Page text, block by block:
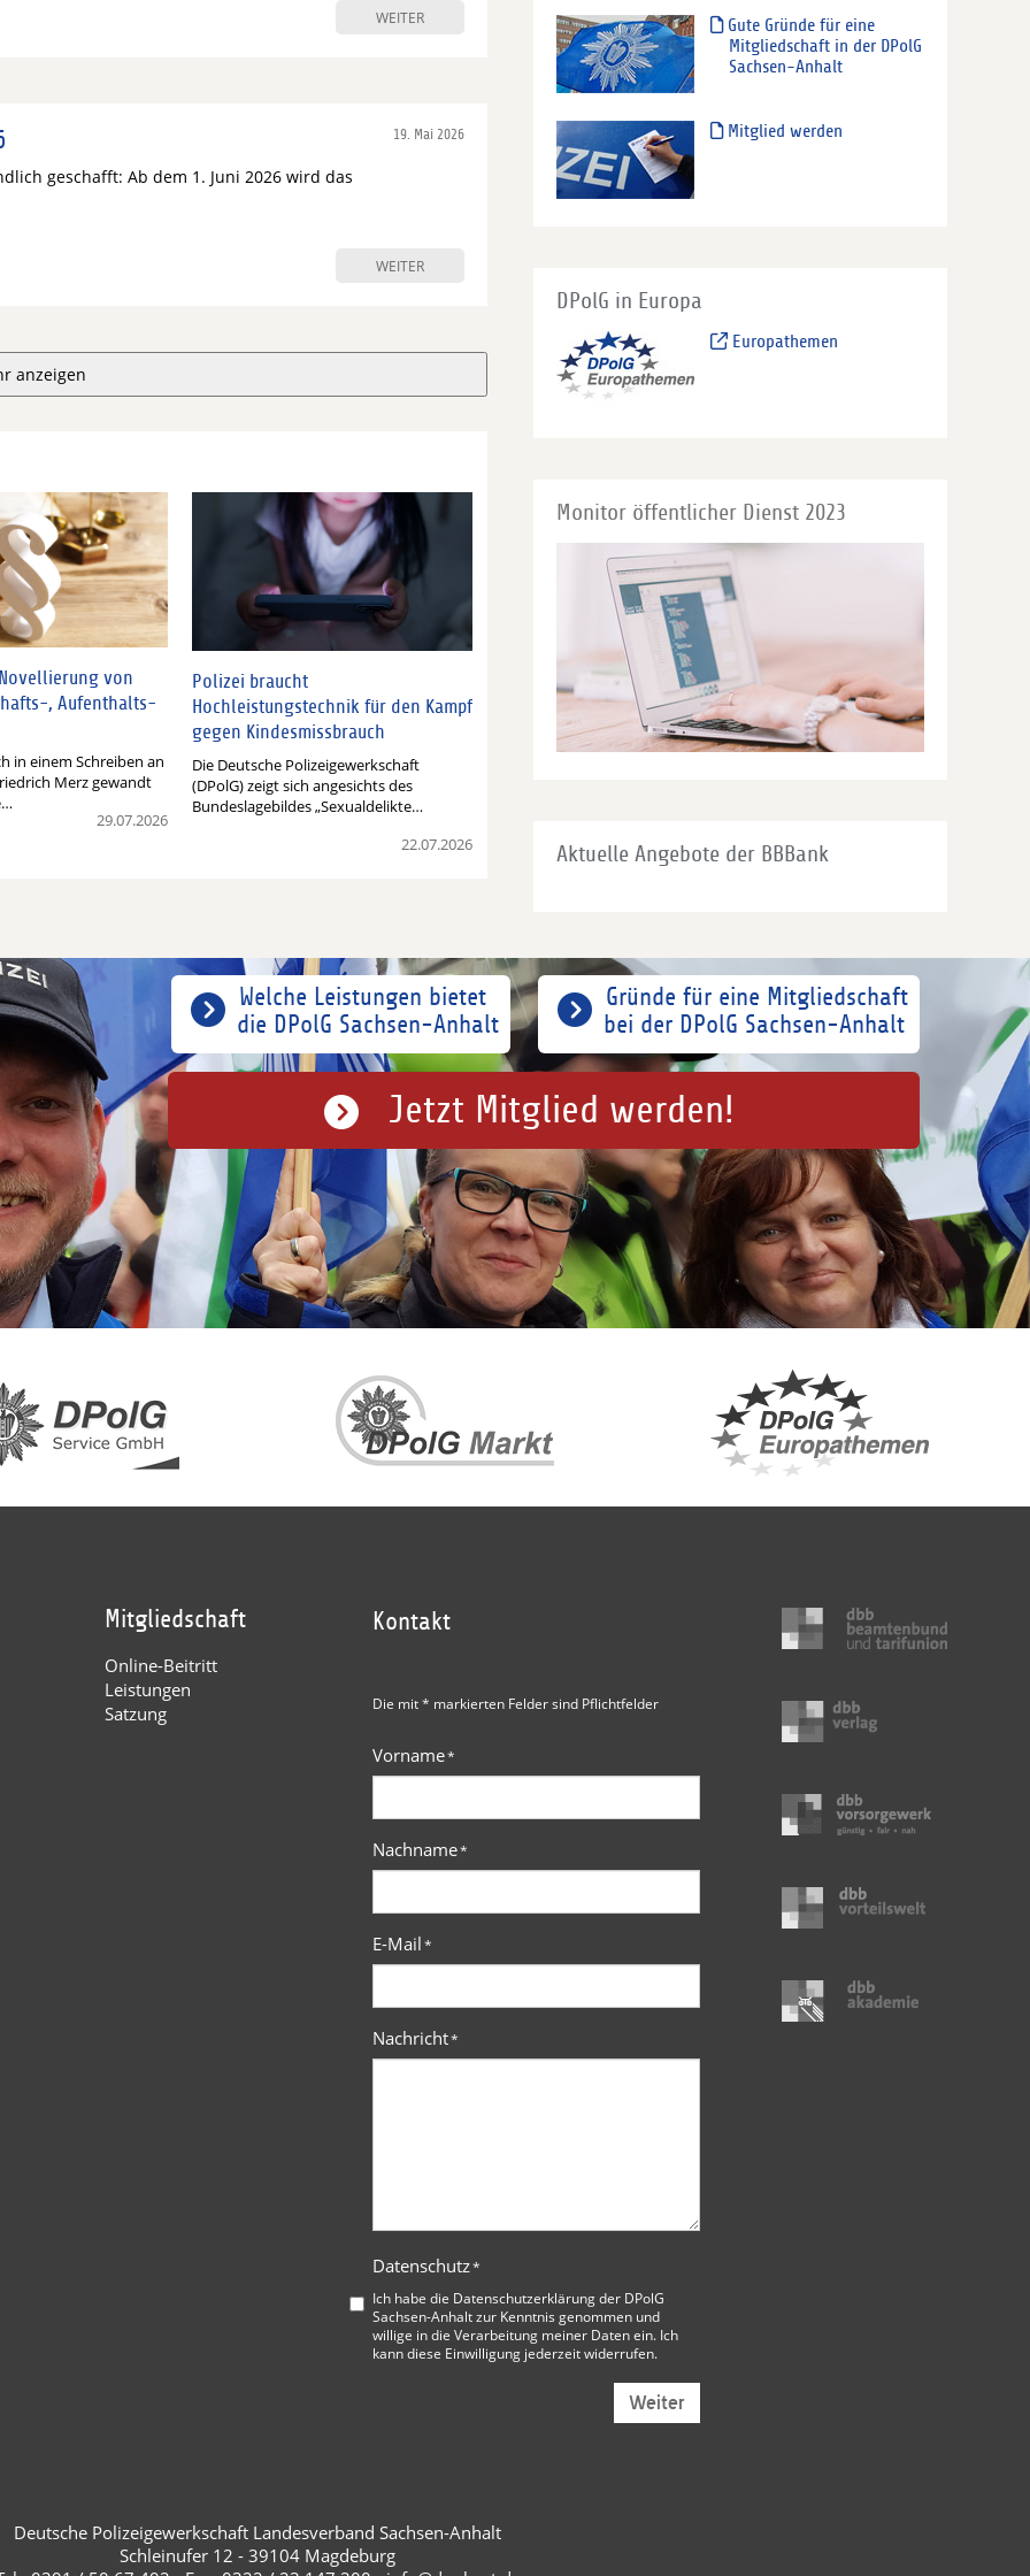
WEITER
19. Mai 2026
geschafft: Ab dem 1. Juni 2026 wird das
WEITER
anzeigen
von
, Aufenthalts-
in einem Schreiben an
Merz gewandt
29.07.2026
Polizei braucht
Hochleistungstechnik für den Kampf
gegen Kindesmissbrauch
Die Deutsche Polizeigewerkschaft
(DPolG) zeigt sich angesichts des
Bundeslagebildes „Sexualdelikte…
22.07.2026
Gute Gründe für eine
Mitgliedschaft in der DPolG
Sachsen-Anhalt
Mitglied werden
DPolG in Europa
Europathemen
Monitor öffentlicher Dienst 2023
Aktuelle Angebote der BBBank
Gründe für eine Mitgliedschaft
bei der DPolG Sachsen-Anhalt
Welche Leistungen bietet
die DPolG Sachsen-Anhalt
Jetzt Mitglied werden!
Mitgliedschaft
Online-Beitritt
Leistungen
Satzung
Kontakt
Die mit * markierten Felder sind Pflichtfelder
Vorname*
Nachname*
E-Mail*
Nachricht*
Datenschutz*
Ich habe die Datenschutzerklärung der DPolG
Sachsen-Anhaltzur Kenntnis genommen und
willige in die Verarbeitung meiner Daten ein. Ich
kann diese Einwilligung jederzeit widerrufen.
Weiter
Deutsche Polizeigewerkschaft Landesverband Sachsen-Anhalt
Schleinufer 12 - 39104 Magdeburg